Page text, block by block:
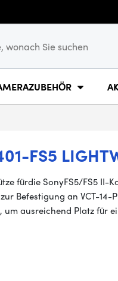
FS5
fürdie SonyFS5/FS5 II-
Befestigung an VCT-
um ausreichend Platz für